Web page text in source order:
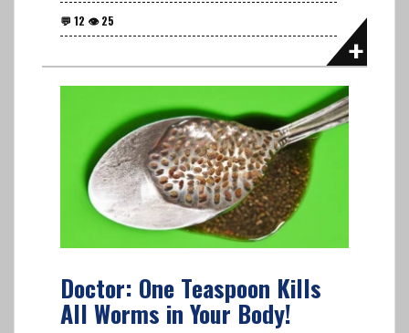
Doctor: One Teaspoon Kills
All Worms in Your Body!